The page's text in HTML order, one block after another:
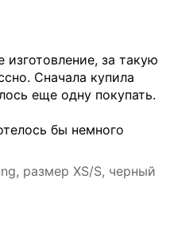
изготовление, за такую
Сначала купила
еще одну покупать.
бы немного
размер XS/S, черный